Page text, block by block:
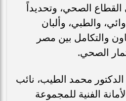
القطاع الصحي، وتحديداً
والطبي، وألبان
والتكامل بين مصر
الصحي.
محمد الطيب، نائب
الفنية للمجموعة